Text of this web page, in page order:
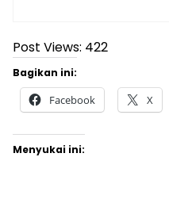
Post Views: 422
Bagikan ini:
Facebook X
Menyukai ini: